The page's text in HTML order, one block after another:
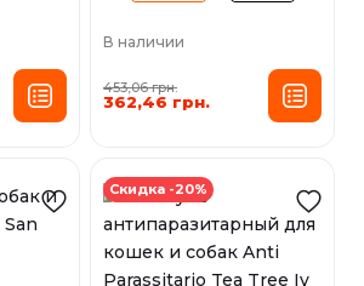
В наличии
453,06 грн.
362,46 грн.
Скидка -20%